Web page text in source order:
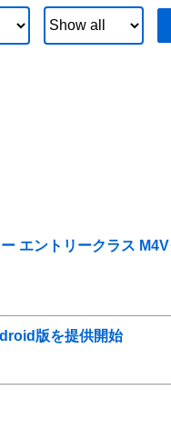
エントリークラス
版を提供開始